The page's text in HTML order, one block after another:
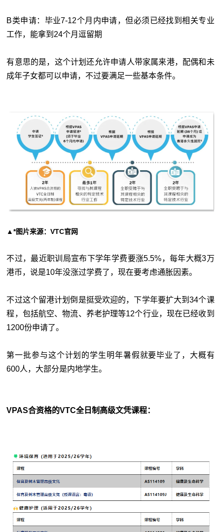
B类申请：毕业7-12个月内申请，但必须已经找到相关专业
工作，能拿到24个月逗留期
有意思的是，这个计划还允许申请人带家属来港，配偶和未
成年子女都可以申请，不过要满足一些基本条件。
▲*图片来源：VTC官网
不过，最近职训局宣布下学年学费要涨5.5%，每年大概3万
港币，说是10年没涨过学费了，现在要考虑通胀因素。
不过这个留港计划倒是挺受欢迎的，下学年要扩大到34个课
程，包括航空、物流、养老护理等12个行业，现在已经收到
1200份申请了。
第一批参与这个计划的学生明年暑假就要毕业了，大概有
600人，大部分是内地学生。
VPAS合资格的VTC全日制高级文凭课程：